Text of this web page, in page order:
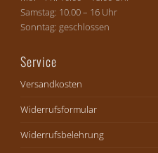
Samstag: 10.00 – 16 Uhr
Sonntag: geschlossen
Service
Versandkosten
Widerrufsformular
Widerrufsbelehrung